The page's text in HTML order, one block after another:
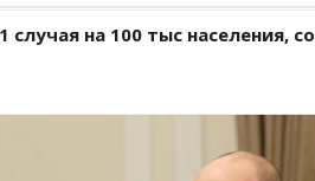
случая на 100 тыс населения,